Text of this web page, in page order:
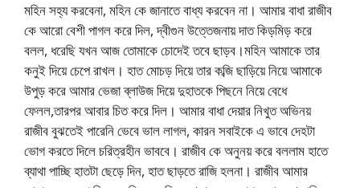
মহিন সহ্য করবেনা, মহিন কে জানাতে বাধ্য করবেন না। আমার বাধা রাজীব
কে আরো বেশী পাগল করে দিল, দ্বীগুন উত্তেজনায় দাত কিড়মিড় করে
বলল, ধরেছি যখন আজ তোমাকে চোদেই তবে ছাড়ব।মহিন আমাকে তার
কনুই দিয়ে চেপে রাখল। হাত মোচড় দিয়ে তার কব্জি ছাড়িয়ে নিয়ে আমাকে
উপুড় করে আমার ভেজা ব্লাউজ দিয়ে দুহাতকে পিছনে নিয়ে বেধে
ফেলল,তারপর আবার চিত করে দিল। আমার বাধা দেয়ার নিখুত অভিনয়
রাজীব বুঝতেই পারেনি ভেবে ভাল লাগল, কারন সবাইকে এ ভাবে দেহটা
ভোগ করতে দিলে চরিত্রহীন ভাববে। রাজীব কে অনুনয় করে বললাম হাতে
ব্যাথা পাচ্ছি হাতটা ছেড়ে দিন, হাত ছাড়তে রাজি হলনা। রাজীব আমার